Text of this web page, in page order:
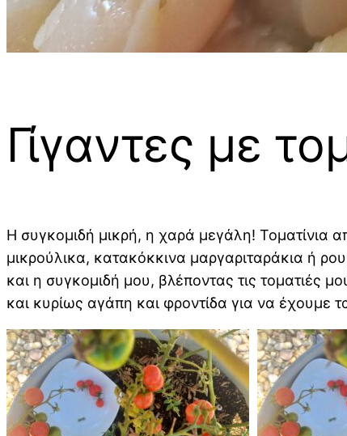
Γίγαντες με
Η συγκομιδή μικρή, η χαρά μεγάλη! Τοματίνια
μικρούλικα, κατακόκκινα μαργαριταράκια ή
και η συγκομιδή μου, βλέποντας τις τοματιές
και κυρίως αγάπη και φροντίδα για να έχουμε